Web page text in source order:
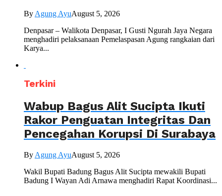
By Agung AyuAugust 5, 2026
Denpasar – Walikota Denpasar, I Gusti Ngurah Jaya Negara
menghadiri pelaksanaan Pemelaspasan Agung rangkaian dari
Karya...
Terkini
Wabup Bagus Alit Sucipta Ikuti
Rakor Penguatan Integritas Dan
Pencegahan Korupsi Di Surabaya
By Agung AyuAugust 5, 2026
Wakil Bupati Badung Bagus Alit Sucipta mewakili Bupati
Badung I Wayan Adi Arnawa menghadiri Rapat Koordinasi...